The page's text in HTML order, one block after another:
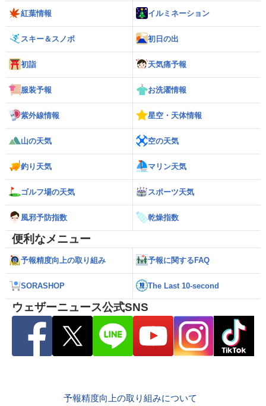
紅葉情報 イルミネーション
スキー＆スノボ 初日の出
初詣 天気痛予報
服装予報 お洗濯情報
紫外線情報 星空・天体情報
山の天気 空の天気
釣り天気 マリン天気
ゴルフ場の天気 スポーツ天気
風邪予防指数 乾燥指数
便利なメニュー
予報精度向上の取り組み 予報に関するFAQ
SORASHOP The Last 10-second
ウェザーニュース公式SNS
予報精度向上の取り組みについて